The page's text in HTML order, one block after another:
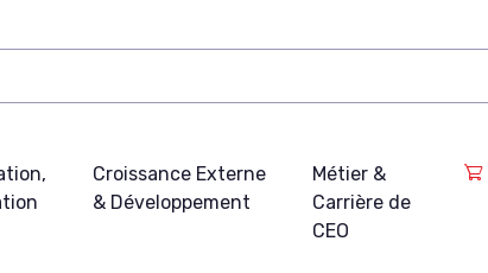
Croissance Externe
& Développement
Métier &
Carrière de
CEO